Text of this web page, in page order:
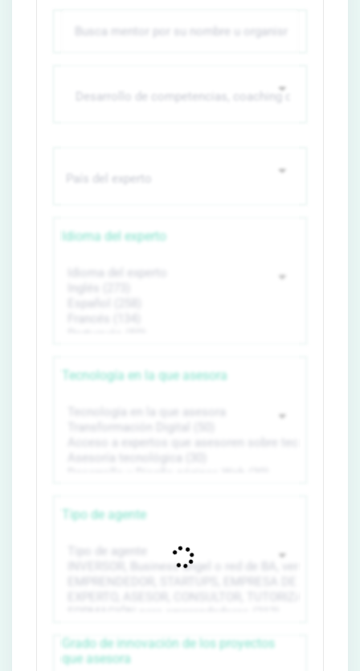
Idioma del experto
Tecnología en la que asesora
Tipo de agente
Grado de innovación de los proyectos
que asesora